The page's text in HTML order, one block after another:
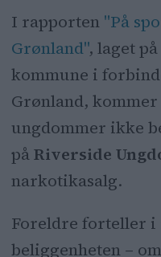
I rapporten "På
Grønland", laget
kommune i
Grønland,
ungdommer ikke
påRiverside
narkotikasalg.
Foreldre forteller i
beliggenheten –